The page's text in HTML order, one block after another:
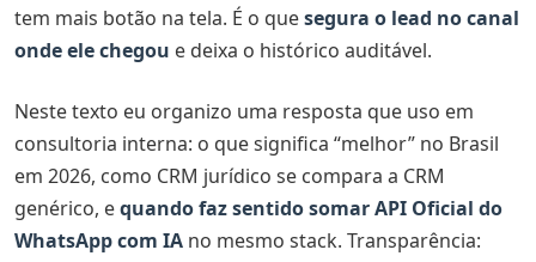
tem mais botão na tela. É o quesegura o lead no canal
onde ele chegou e deixa o histórico auditável.
Neste texto eu organizo uma resposta que uso em
consultoria interna: o que significa “melhor” no Brasil
em 2026, como CRM jurídico se compara a CRM
genérico, equando faz sentido somar API Oficial do
WhatsApp com IA no mesmo stack. Transparência: